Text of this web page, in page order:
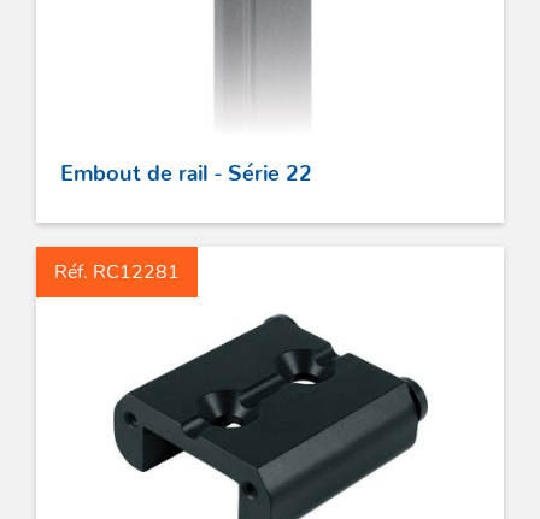
COUTEAUX
GAMMES RONSTAN
PROFURL
Embout de rail - Série 22
Réf. RC12281